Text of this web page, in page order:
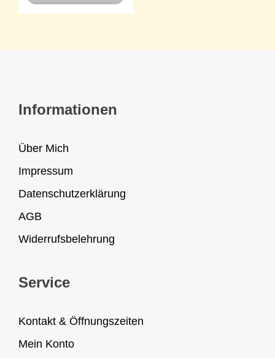
Informationen
Über Mich
Impressum
Datenschutzerklärung
AGB
Widerrufsbelehrung
Service
Kontakt & Öffnungszeiten
Mein Konto